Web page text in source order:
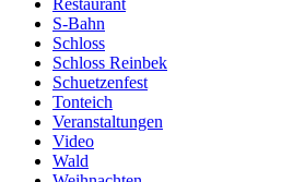
S-Bahn
Schloss
Schloss Reinbek
Schuetzenfest
Tonteich
Veranstaltungen
Video
Wald